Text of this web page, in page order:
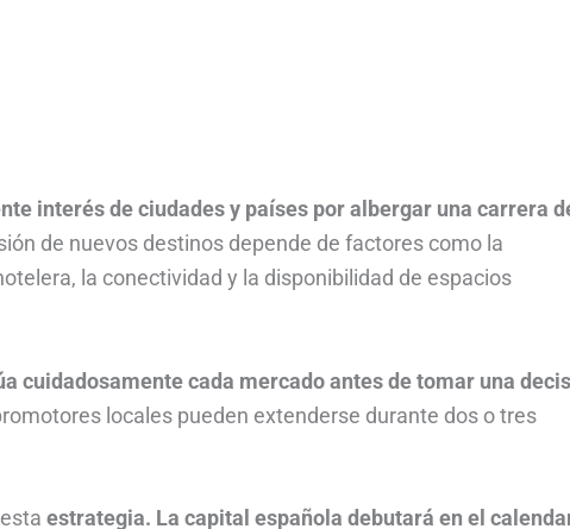
interés de ciudades y países por albergar una carrera
de nuevos destinos depende de factores como la
la conectividad y la disponibilidad de espacios
cuidadosamente cada mercado antes de tomar una
locales pueden extenderse durante dos o tres
estrategia. La capital española debutará en el